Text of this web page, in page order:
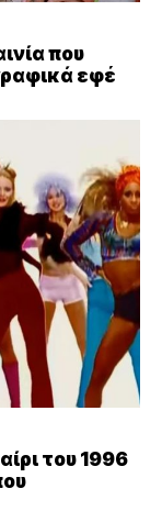
που
εφέ
του 1996